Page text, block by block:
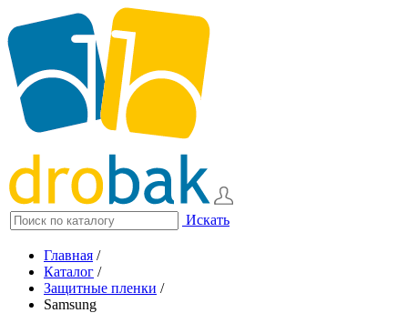
Искать
Главная /
Каталог /
Защитные пленки /
Samsung